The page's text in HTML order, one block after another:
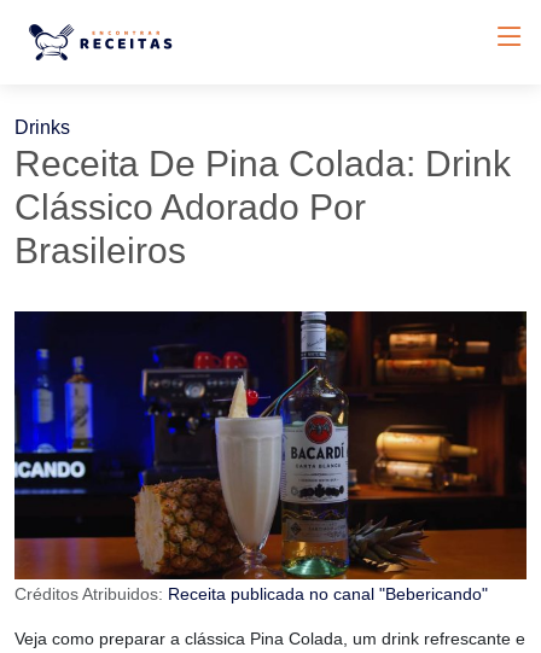
Drinks
Receita De Pina Colada: Drink
Clássico Adorado Por
Brasileiros
Créditos Atribuidos: Receita publicada no canal "Bebericando"
Veja como preparar a clássica Pina Colada, um drink refrescante e